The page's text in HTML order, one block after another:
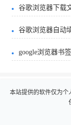
谷歌浏览器下载
谷歌浏览器自动
google浏览器书
本站提供的软件仅为个